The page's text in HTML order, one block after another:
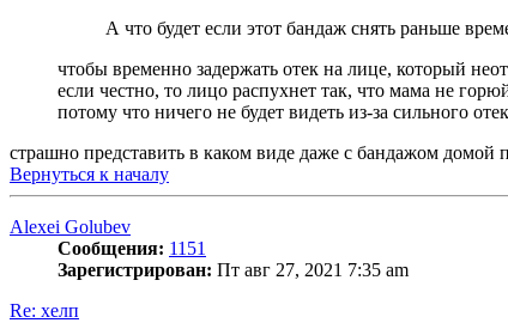
А что будет если этот бандаж снять раньше
чтобы временно задержать отек на лице, который
если честно, то лицо распухнет так, что мама не
потому что ничего не будет видеть из-за сильного
страшно представить в каком виде даже с бандажом домой
Вернуться к началу
Alexei Golubev
Сообщения: 1151
Зарегистрирован: Пт авг 27, 2021 7:35 am
Re: хелп